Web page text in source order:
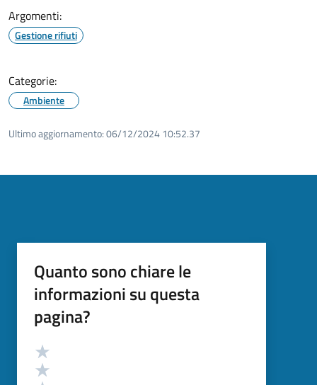
Argomenti:
Gestione rifiuti
Categorie:
Ambiente
Ultimo aggiornamento:06/12/2024 10:52.37
Quanto sono chiare le
informazioni su questa
pagina?
Valutazione